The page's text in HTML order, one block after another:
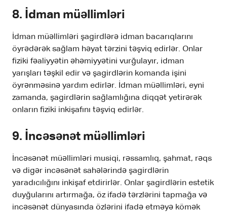
8. İdman müəllimləri
İdman müəllimləri şagirdlərə idman bacarıqlarını
öyrədərək sağlam həyat tərzini təşviq edirlər. Onlar
fiziki fəaliyyətin əhəmiyyətini vurğulayır, idman
yarışları təşkil edir və şagirdlərin komanda işini
öyrənməsinə yardım edirlər. İdman müəllimləri, eyni
zamanda, şagirdlərin sağlamlığına diqqət yetirərək
onların fiziki inkişafını təşviq edirlər.
9. İncəsənət müəllimləri
İncəsənət müəllimləri musiqi, rəssamlıq, şahmat, rəqs
və digər incəsənət sahələrində şagirdlərin
yaradıcılığını inkişaf etdirirlər. Onlar şagirdlərin estetik
duyğularını artırmağa, öz ifadə tərzlərini tapmağa və
incəsənət dünyasında özlərini ifadə etməyə kömək